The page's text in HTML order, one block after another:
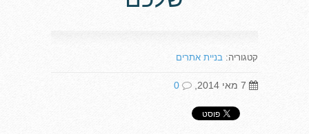
קטגוריה: בניית אתרים
0